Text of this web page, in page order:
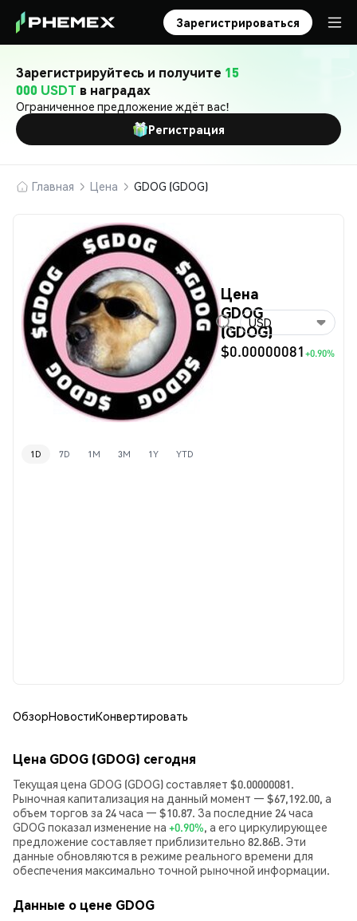
Зарегистрироваться
Зарегистрируйтесь и получите 15
000 USDT в наградах
Ограниченное предложение ждёт вас!
Регистрация
Главная Цена GDOG (GDOG)
Цена
GDOG
(GDOG)
$0.00000081 +0.90%
USD
1D 7D 1M 3M 1Y YTD
ОбзорНовостиКонвертировать
Цена GDOG (GDOG) сегодня
Текущая цена GDOG (GDOG) составляет $0.00000081.
Рыночная капитализация на данный момент — $67,192.00, а
объем торгов за 24 часа — $10.87. За последние 24 часа
GDOG показал изменение на +0.90%, а его циркулирующее
предложение составляет приблизительно 82.86B. Эти
данные обновляются в режиме реального времени для
обеспечения максимально точной рыночной информации.
Данные о цене GDOG